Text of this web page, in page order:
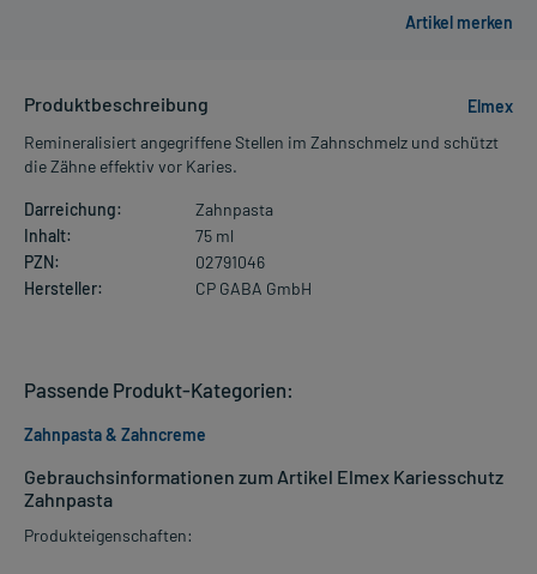
Produktbeschreibung
Elmex
Remineralisiert angegriffene Stellen im Zahnschmelz und schützt
die Zähne effektiv vor Karies.
Darreichung:
Zahnpasta
Inhalt:
75 ml
PZN:
02791046
Hersteller:
CP GABA GmbH
Gebrauchsinformationen zum Artikel Elmex Kariesschutz
Zahnpasta
Produkteigenschaften:
Passende Produkt-Kategorien:
Zahnpasta & Zahncreme